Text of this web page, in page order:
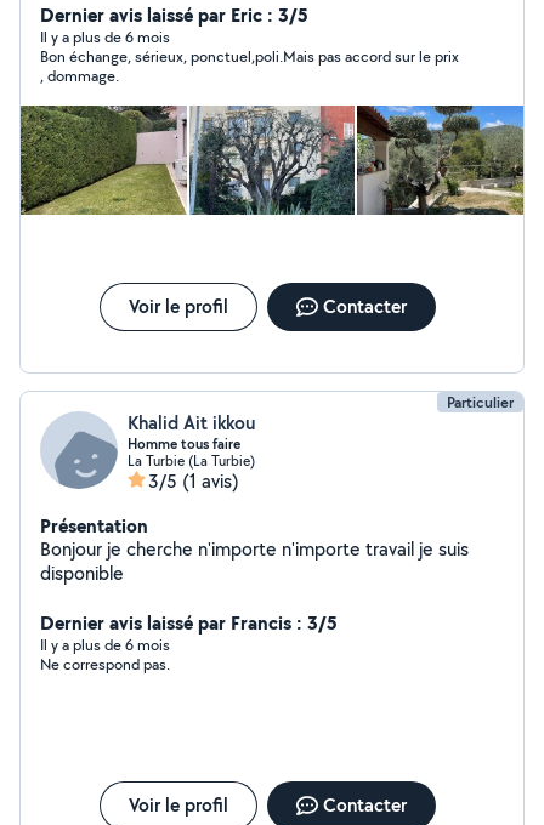
paysagiste ( création de jardin ) .
Dernier avis laissé par Eric : 3/5
Il y a plus de 6 mois
Bon échange, sérieux, ponctuel,poli.Mais pas accord sur le prix
, dommage.
Voir le profil Contacter
Particulier
Khalid Ait ikkou
Homme tous faire
La Turbie (La Turbie)
3/5 (1 avis)
Présentation
Bonjour je cherche n'importe n'importe travail je suis
disponible
Dernier avis laissé par Francis : 3/5
Il y a plus de 6 mois
Ne correspond pas.
Voir le profil Contacter